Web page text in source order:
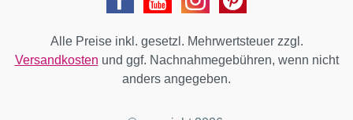
Alle Preise inkl. gesetzl. Mehrwertsteuer zzgl.
Versandkosten und ggf. Nachnahmegebühren, wenn nicht
anders angegeben.